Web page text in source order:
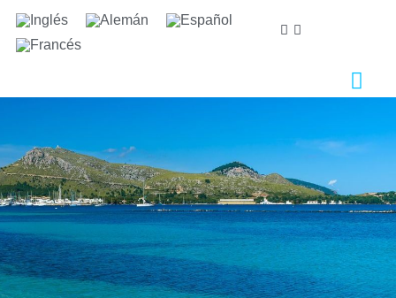
Nos importa tu privacidad
proveer el debido funcionamiento del sitio web, así
personalización de tu experiencia en el sitio web, para
la realización de análisis estadísticos así como para
proporcionarte anuncios en base a tus intereses.
Puede aceptar o rechazar las cookies haciendo clic en
el botón "Aceptar todas" o "Rechazar"
respectivamente o, por el contrario, configurarlas
según tus preferencias haciendo clic en el botón
"Configurar". Para obtener más información, puedes